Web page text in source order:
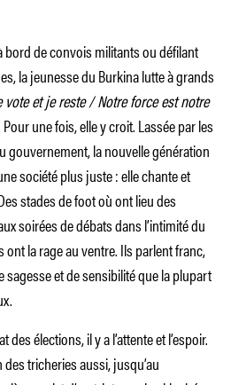
bord de convois militants ou défilant
la jeunesse du Burkina lutte à grands
vote et je reste / Notre force est notre
Pour une fois, elle y croit. Lassée par les
gouvernement, la nouvelle génération
société plus juste : elle chante et
stades de foot où ont lieu des
soirées de débats dans l’intimité du
ont la rage au ventre. Ils parlent franc,
et de sensibilité que la plupart
des élections, il y a l’attente et l’espoir.
tricheries aussi, jusqu’au